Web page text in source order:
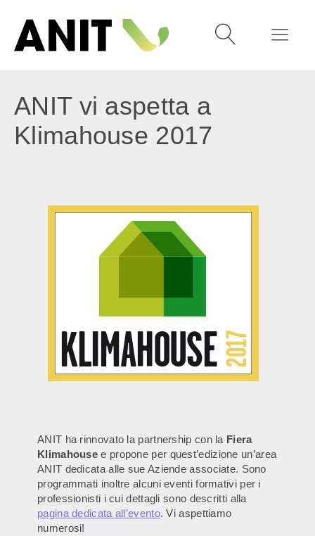
ANIT vi aspetta a
Klimahouse 2017
ANIT ha rinnovato la partnership con la Fiera
Klimahouse e propone per quest’edizione un’area
ANIT dedicata alle sue Aziende associate. Sono
programmati inoltre alcuni eventi formativi per i
professionisti i cui dettagli sono descritti alla
pagina dedicata all’evento. Vi aspettiamo
numerosi!